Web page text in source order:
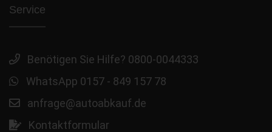
Service
Benötigen Sie Hilfe? 0800-0044333
WhatsApp 0157 - 849 157 78
anfrage@autoabkauf.de
Kontaktformular